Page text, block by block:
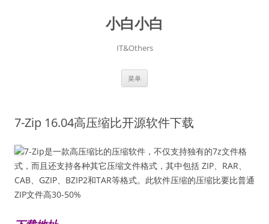
小白小白
IT&Others
菜单
7-Zip 16.04高压缩比开源软件下载
7-Zip是一款高压缩比的压缩软件，不仅支持独有的7z文件格
式，而且还支持各种其它压缩文件格式，其中包括 ZIP、RAR、
CAB、GZIP、BZIP2和TAR等格式。此软件压缩的压缩比要比普通
ZIP文件高30-50%